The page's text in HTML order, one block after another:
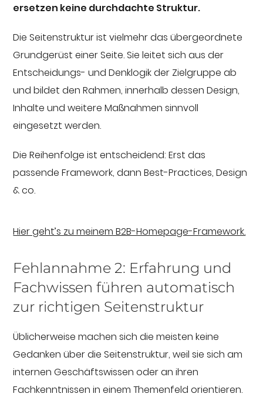
ersetzen keine durchdachte Struktur.
Die Seitenstruktur ist vielmehr das übergeordnete
Grundgerüst einer Seite. Sie leitet sich aus der
Entscheidungs- und Denklogik der Zielgruppe ab
und bildet den Rahmen, innerhalb dessen Design,
Inhalte und weitere Maßnahmen sinnvoll
eingesetzt werden.
Die Reihenfolge ist entscheidend: Erst das
passende Framework, dann Best-Practices, Design
& co.
Hier geht’s zu meinem B2B-Homepage-Framework.
Fehlannahme 2: Erfahrung und
Fachwissen führen automatisch
zur richtigen Seitenstruktur
Üblicherweise machen sich die meisten keine
Gedanken über die Seitenstruktur, weil sie sich am
internen Geschäftswissen oder an ihren
Fachkenntnissen in einem Themenfeld orientieren.